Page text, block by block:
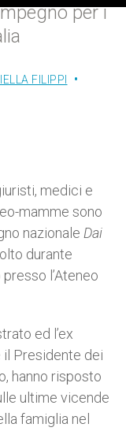
per i
FILIPPI
medici e
mamme sono
nazionale Dai
durante
l’Ateneo
ed l’ex
Presidente dei
hanno risposto
ultime vicende
famiglia nel